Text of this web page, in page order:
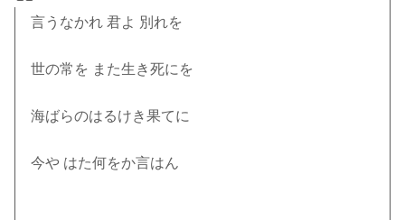
言うなかれ 君よ 別れを
世の常を また生き死にを
海ばらのはるけき果てに
今や はた何をか言はん